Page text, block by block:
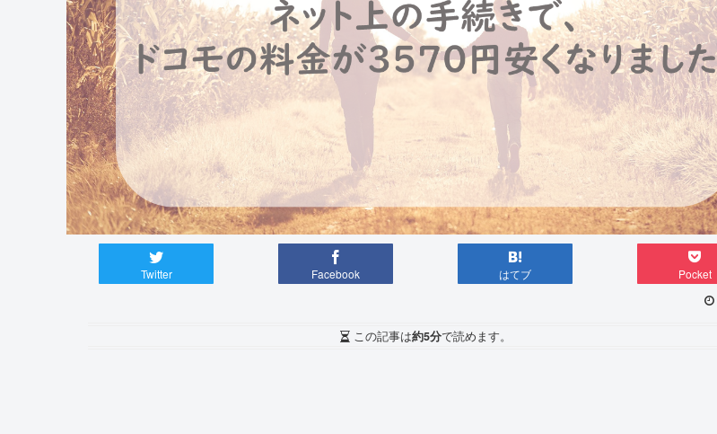
Twitter Facebook はてブ Pocket
この記事は約5分で読めます。